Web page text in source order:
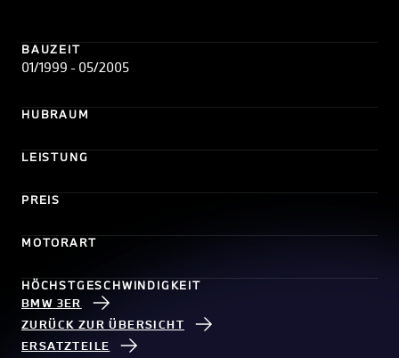
BAUZEIT
01/1999 - 05/2005
HUBRAUM
LEISTUNG
PREIS
MOTORART
HÖCHSTGESCHWINDIGKEIT
BMW 3ER
ZURÜCK ZUR ÜBERSICHT
ERSATZTEILE